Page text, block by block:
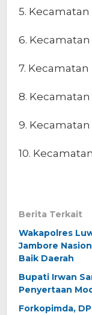
5. Kecamatan
6. Kecamatan
7. Kecamatan
8. Kecamatan
9. Kecamatan
10.
Berita Terkait
Wakapolres
Jambore
Baik Daerah
Bupati Irwan
Penyertaan
Forkopimda,